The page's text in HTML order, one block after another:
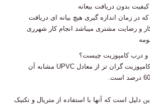
بدون دریافت بیعانه
در زمان اندازه گیری هیچ بیانه ای دریافت
و رضایت مشتری میباشد انجام کار شهرری
اشتباه نکنید ، درب های کامپوزیت گران تر از معادل UPVC مشابه آن
دلیل است که آنها با استفاده از متریال و تکنیک